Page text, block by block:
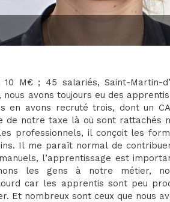
10 M€ ; 45 salariés, Saint-Martin-
avons toujours eu des
en avons recruté trois, dont un
de notre taxe là où sont rattachés
professionnels, il conçoit les
Il me paraît normal de
l’apprentissage est
les gens à notre métier,
car les apprentis sont peu
Et nombreux sont ceux que nous